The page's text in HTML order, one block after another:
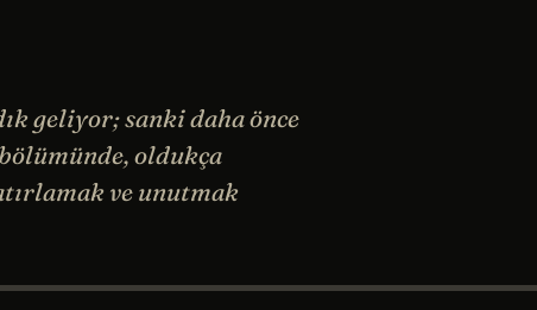
geliyor; sanki daha önce
oldukça
ve unutmak